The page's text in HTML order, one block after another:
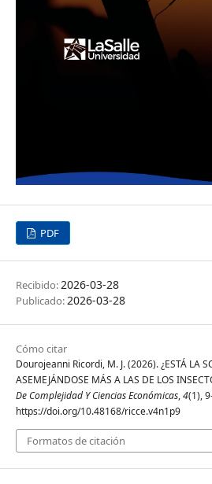
PDF
Recibido: 2026-03-28
Publicado: 2026-03-28
Cómo citar
Dourojeanni Ricordi, M. J. (2026). ¿ESTÁ LA
ASEMEJÁNDOSE MÁS A LAS DE LOS
De Complejidad Y Ciencias Económicas,4(1),
https://doi.org/10.48168/ricce.v4n1p9
Formatos de citación